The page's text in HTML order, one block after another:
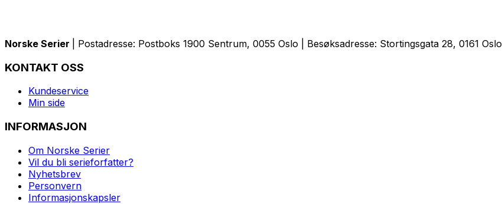
Norske Serier | Postadresse: Postboks 1900 Sentrum, 0055 Oslo | Besøksadresse: Stortingsgata 28, 0161 Oslo
KONTAKT OSS
Kundeservice
Min side
INFORMASJON
Om Norske Serier
Vil du bli serieforfatter?
Nyhetsbrev
Personvern
Informasjonskapsler